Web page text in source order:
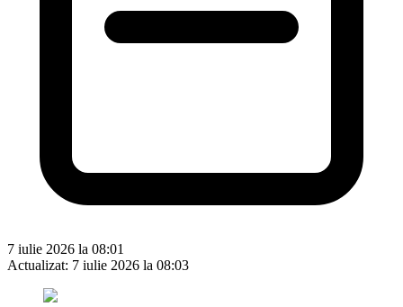
7 iulie 2026 la 08:01
Actualizat: 7 iulie 2026 la 08:03